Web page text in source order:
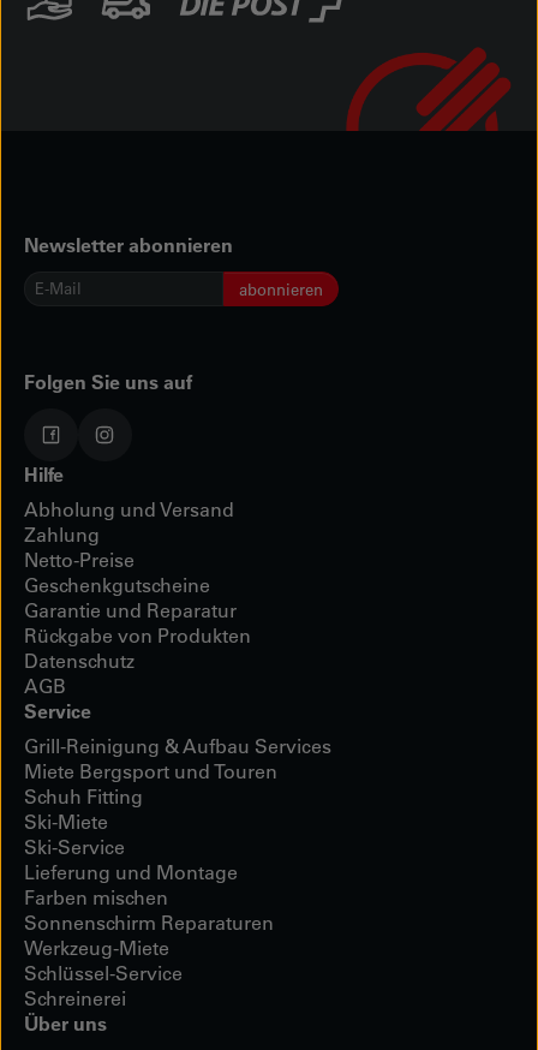
Newsletter abonnieren
E-
abonnieren
Folgen Sie uns auf
Hilfe
Abholung und Versand
Zahlung
Netto-Preise
Geschenkgutscheine
Garantie und Reparatur
Rückgabe von Produkten
Datenschutz
AGB
Service
Grill-Reinigung & Aufbau Services
Miete Bergsport und Touren
Schuh Fitting
Ski-Miete
Ski-Service
Lieferung und Montage
Farben mischen
Sonnenschirm Reparaturen
Werkzeug-Miete
Schlüssel-Service
Schreinerei
Über uns